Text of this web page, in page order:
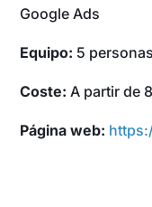
Google Ads
Equipo: 5 personas
Coste: A partir de
Página web: